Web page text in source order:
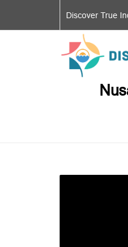
Discover True